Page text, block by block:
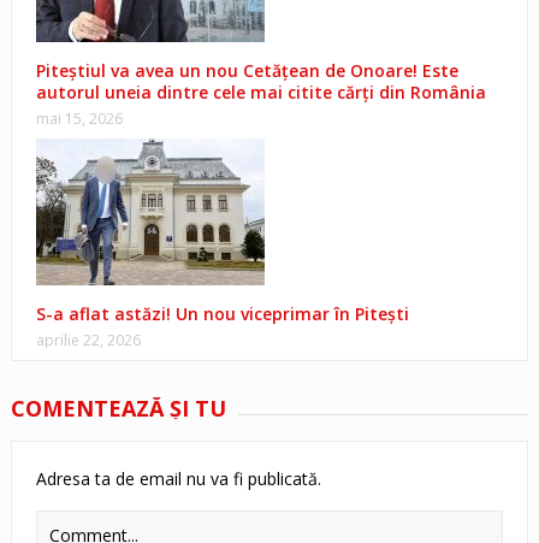
Piteștiul va avea un nou Cetățean de Onoare! Este
autorul uneia dintre cele mai citite cărți din România
mai 15, 2026
S-a aflat astăzi! Un nou viceprimar în Pitești
aprilie 22, 2026
COMENTEAZĂ ŞI TU
Adresa ta de email nu va fi publicată.